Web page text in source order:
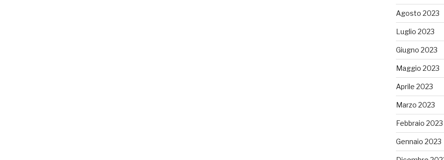
Agosto 2023
Luglio 2023
Giugno 2023
Maggio 2023
Aprile 2023
Marzo 2023
Febbraio 2023
Gennaio 2023